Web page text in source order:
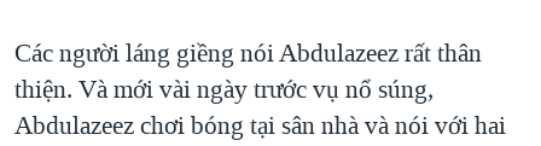
Các người láng giềng nói Abdulazeez rất thân
thiện. Và mới vài ngày trước vụ nổ súng,
Abdulazeez chơi bóng tại sân nhà và nói với hai